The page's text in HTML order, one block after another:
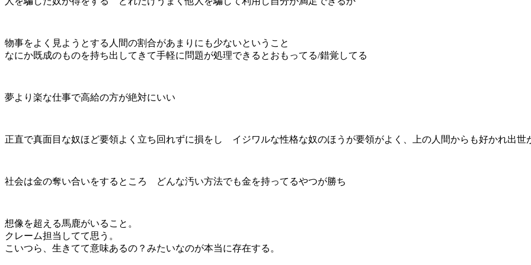
物事をよく見ようとする人間の割合があまりにも少ないということ
なにか既成のものを持ち出してきて手軽に問題が処理できるとおもってる/錯覚してる
夢より楽な仕事で高給の方が絶対にいい
正直で真面目な奴ほど要領よく立ち回れずに損をし イジワルな性格な奴のほうが要領がよく、上の人間からも好かれ出世
社会は金の奪い合いをするところ どんな汚い方法でも金を持ってるやつが勝ち
想像を超える馬鹿がいること。
クレーム担当してて思う。
こいつら、生きてて意味あるの？みたいなのが本当に存在する。